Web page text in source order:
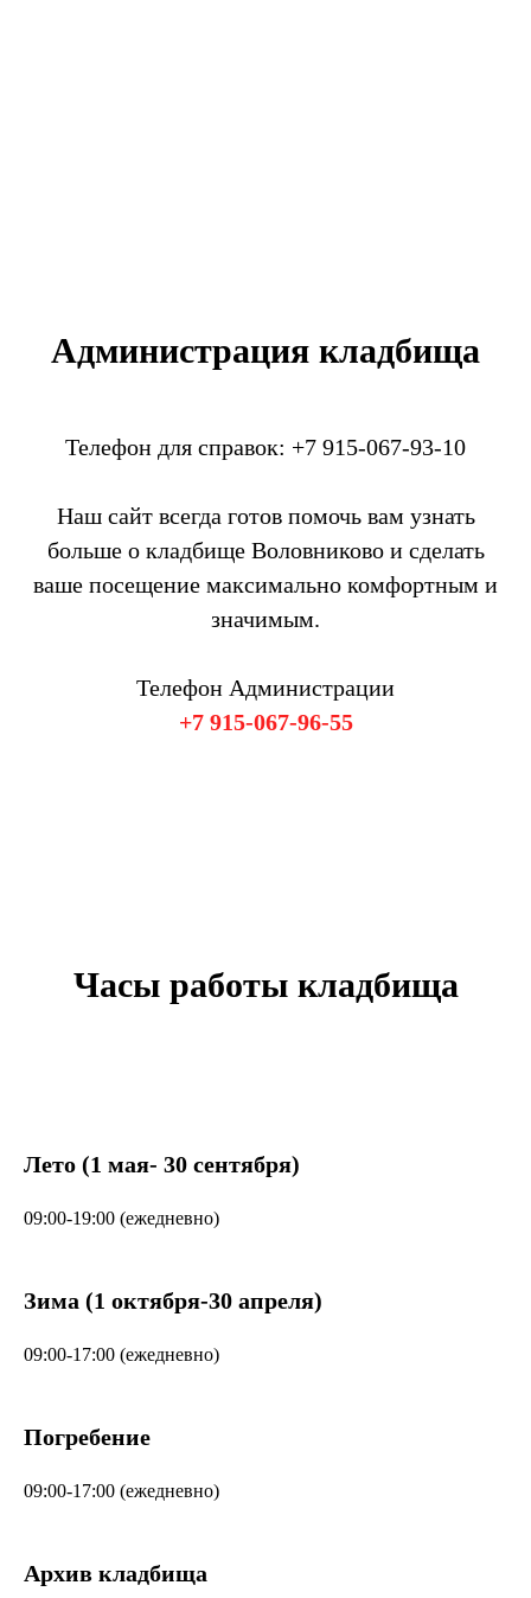
Администрация кладбища
Телефон для справок: +7 915-067-93-10
Наш сайт всегда готов помочь вам узнать
больше о кладбище Воловниково и сделать
ваше посещение максимально комфортным и
значимым.
Телефон Администрации
+7 915-067-96-55
Часы работы кладбища
Лето (1 мая- 30 сентября)
09:00-19:00 (ежедневно)
Зима (1 октября-30 апреля)
09:00-17:00 (ежедневно)
Погребение
09:00-17:00 (ежедневно)
Архив кладбища